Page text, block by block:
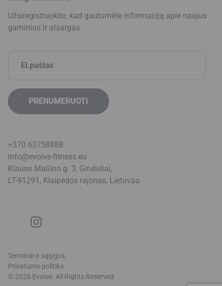
Užsiregistruokite, kad gautumėte informaciją apie naujus
gaminius ir atsargas
+370 63758888
info@evolve-fitness.eu
Klauso Malūno g. 3, Ginduliai,
LT-91291, Klaipėdos rajonas, Lietuvaa
© 2026 Evolve. All Rights Reserved
Terminai ir sąlygos
Privatumo politika